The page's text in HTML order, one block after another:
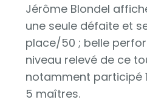
Jérôme Blondel
une seule défaite et
place/50 ; belle
niveau relevé de ce
notamment participé
5 maîtres.